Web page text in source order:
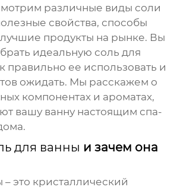
различные виды соли
свойства, способы
продукты на рынке. Вы
идеальную соль для
правильно ее использовать и
ожидать. Мы расскажем о
компонентах и ароматах,
вашу ванну настоящим спа-
для ванны и зачем она
– это кристаллический